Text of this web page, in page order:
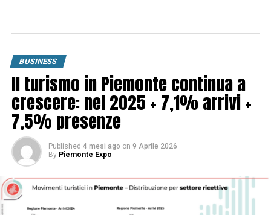
BUSINESS
Il turismo in Piemonte continua a
crescere: nel 2025 + 7,1% arrivi +
7,5% presenze
Published 4 mesi ago on 9 Aprile 2026
By Piemonte Expo